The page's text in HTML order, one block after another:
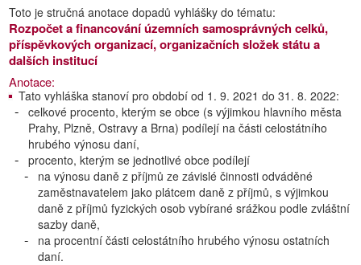
Toto je stručná anotace dopadů vyhlášky do tématu:
Rozpočet a financování územních samosprávných celků,
příspěvkových organizací, organizačních složek státu a
dalších institucí
Anotace:
Tato vyhláška stanoví pro období od 1. 9. 2021 do 31. 8. 2022:
celkové procento, kterým se obce (s výjimkou hlavního města
Prahy, Plzně, Ostravy a Brna) podílejí na části celostátního
hrubého výnosu daní,
procento, kterým se jednotlivé obce podílejí
na výnosu daně z příjmů ze závislé činnosti odváděné
zaměstnavatelem jako plátcem daně z příjmů, s výjimkou
daně z příjmů fyzických osob vybírané srážkou podle zvláštní
sazby daně,
na procentní části celostátního hrubého výnosu ostatních
daní.